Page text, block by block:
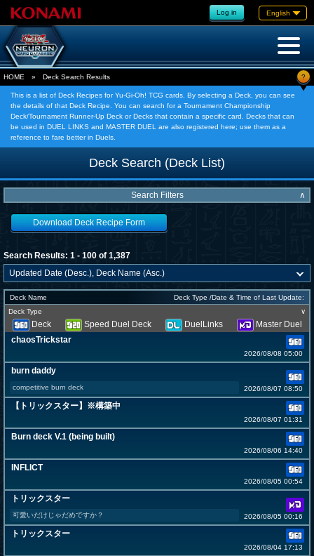
Log in English
HOME » Deck Search Results ?
This is a list of Deck Recipes for Yu-Gi-Oh! TCG cards. By selecting a Deck, you can see
the details of that Deck Recipe. You can search for a Tournament Championship
Deck/Tournament Runner-Up Deck or Decks that contain a specific card. Decks that can
be used in DUEL LINKS and MASTER DUEL are also registered here; use them as a
reference to fare better in Duels.
Deck Search (Deck List)
Search Filters ∧
Download Deck Recipe Form
Search Results: 1 - 100 of 1,387
Deck Name
Deck Type /Date & Time of Last Update:
Deck Type
∨
Deck Speed Duel Deck DuelLinks
Master Duel
chaosTrickstar
2026/08/08 05:00
burn daddy
competitive burn deck 2026/08/07 08:50
【トリックスター】※構築中
2026/08/07 01:31
Burn deck V.1 (being built)
2026/08/06 14:40
INFLICT
2026/08/05 00:54
トリックスター
可愛いだけじゃだめですか？ 2026/08/05 00:16
トリックスター
2026/08/04 17:13